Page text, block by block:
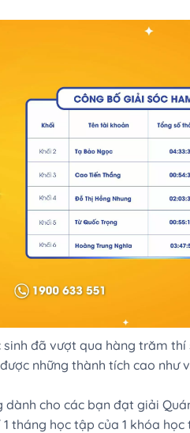
sinh đã vượt qua hàng trăm
những thành tích cao như
cho các bạn đạt giải
tháng học tập của 1 khóa